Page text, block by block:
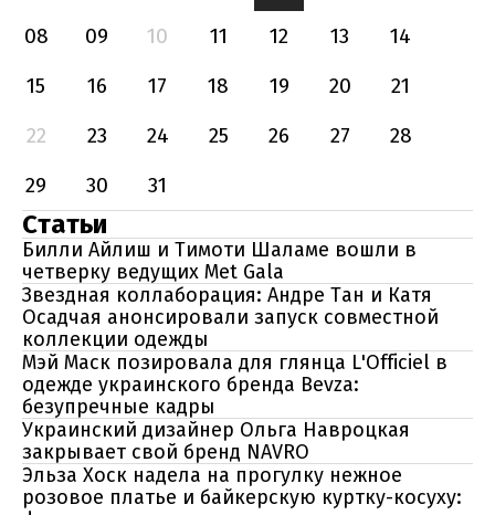
08
09 10 11 12 13
14
15
16 17 18 19 20
21
22
23 24 25 26 27
28
29
30 31
Статьи
Билли Айлиш и Тимоти Шаламе вошли в
четверку ведущих Met Gala
Звездная коллаборация: Андре Тан и Катя
Осадчая анонсировали запуск совместной
коллекции одежды
Мэй Маск позировала для глянца L'Officiel в
одежде украинского бренда Bevza:
безупречные кадры
Украинский дизайнер Ольга Навроцкая
закрывает свой бренд NAVRO
Эльза Хоск надела на прогулку нежное
розовое платье и байкерскую куртку-косуху: